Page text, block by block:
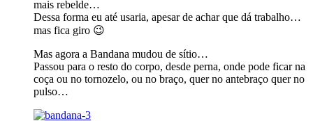
mais rebelde…
Dessa forma eu até usaria, apesar de achar que dá trabalho…
mas fica giro 😉
Mas agora a Bandana mudou de sítio…
Passou para o resto do corpo, desde perna, onde pode ficar na
coça ou no tornozelo, ou no braço, quer no antebraço quer no
pulso…